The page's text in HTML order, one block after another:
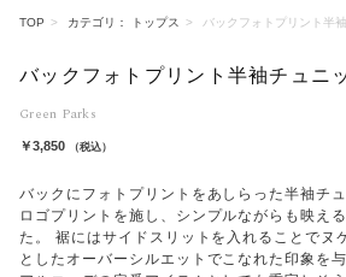
TOP カテゴリ： トップス バックフォトプリント半
バックフォトプリント半袖チュニ
Green Parks
￥3,850 （税込）
バックにフォトプリントをあしらった半袖チ
ロゴプリントを施し、シンプルながらも映え
た。 裾にはサイドスリットを入れることでヌ
としたオーバーシルエットでこなれた印象を